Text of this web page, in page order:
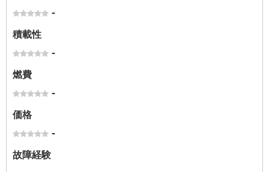
-
積載性
-
燃費
-
価格
-
故障経験